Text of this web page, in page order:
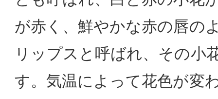
が赤く、鮮やかな赤の唇の
リップスと呼ばれ、その小
す。気温によって花色が変